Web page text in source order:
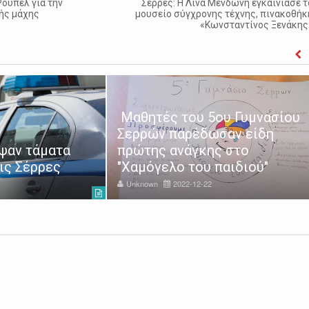
για την
μάχης
Σέρρες: Η Λίνα Μενδώνη εγκαινίασε
μουσείο σύγχρονης τέχνης,
«Κωνσταντίνος
τάματα
Σέρρες
Μαθητές του 5ου Γυμνασίου
Σερρών παρέδωσαν είδη
πρώτης ανάγκης στο
"Χαμόγελο του παιδιού"
Unknown 2022-12-22